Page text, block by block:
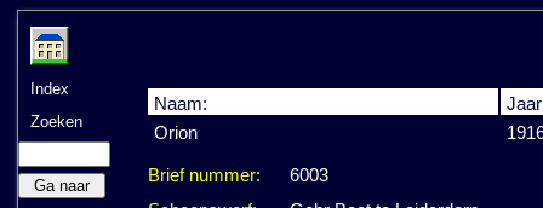
Index
Zoeken
Ga naar
Naam:
Orion
Brief nummer:
6003